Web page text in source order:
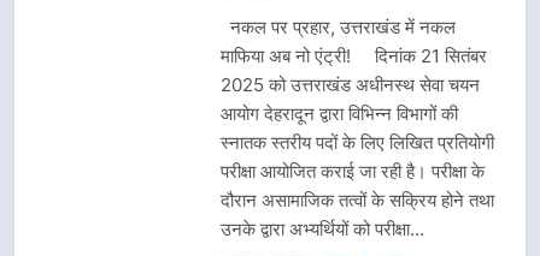
नकल पर प्रहार, उत्तराखंड में नकल
माफिया अब नो एंट्री! दिनांक 21 सितंबर
2025 को उत्तराखंड अधीनस्थ सेवा चयन
आयोग देहरादून द्वारा विभिन्न विभागों की
स्नातक स्तरीय पदों के लिए लिखित प्रतियोगी
परीक्षा आयोजित कराई जा रही है। परीक्षा के
दौरान असामाजिक तत्वों के सक्रिय होने तथा
उनके द्वारा अभ्यर्थियों को परीक्षा…